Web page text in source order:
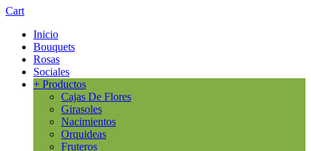
Cart
Inicio
Bouquets
Rosas
Sociales
+ Productos
Cajas De Flores
Girasoles
Nacimientos
Orquideas
Fruteros